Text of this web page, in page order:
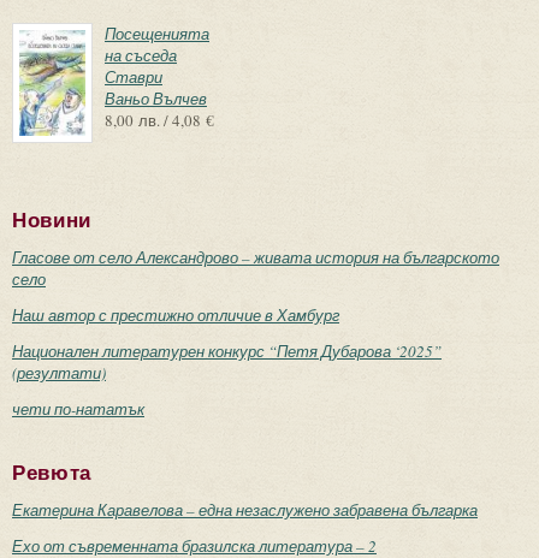
Посещенията
на съседа
Ставри
Ваньо Вълчев
8,00 лв. / 4,08 €
Новини
Гласове от село Александрово – живата история на българското
село
Наш автор с престижно отличие в Хамбург
Национален литературен конкурс “Петя Дубарова ‘2025”
(резултати)
чети по-нататък
Ревюта
Екатерина Каравелова – една незаслужено забравена българка
Ехо от съвременната бразилска литература – 2